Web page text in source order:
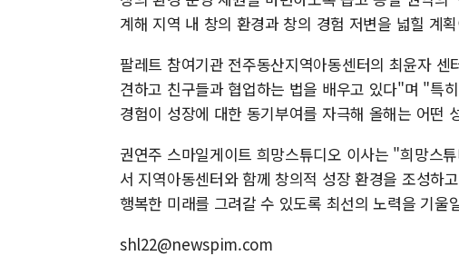
계해 지역 내 창의 환경과 창의 경험 저변을 넓힐 계
팔레트 참여기관 전주동산지역아동센터의 최윤자
견하고 친구들과 협업하는 법을 배우고 있다"며 "특
경험이 성장에 대한 동기부여를 자극해 올해는 어떤
권연주 스마일게이트 희망스튜디오 이사는 "희망스
서 지역아동센터와 함께 창의적 성장 환경을 조성하
행복한 미래를 그려갈 수 있도록 최선의 노력을 기울
shl22@newspim.com